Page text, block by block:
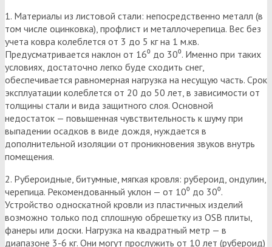
1. Материалы из листовой стали: непосредственно металл (в
том числе оцинковка), профлист и металлочерепица. Вес без
учета ковра колеблется от 3 до 5 кг на 1 м.кв.
Предусматривается наклон от 16⁰ до 30⁰. Именно при таких
условиях, достаточно легко буде сходить снег,
обеспечивается равномерная нагрузка на несущую часть. Срок
эксплуатации колеблется от 20 до 50 лет, в зависимости от
толщины стали и вида защитного слоя. Основной
недостаток — повышенная чувствительность к шуму при
выпадении осадков в виде дождя, нуждается в
дополнительной изоляции от проникновения звуков внутрь
помещения.
2. Рубероидные, битумные, мягкая кровля: рубероид, ондулин,
черепица. Рекомендованный уклон — от 10⁰ до 30⁰.
Устройство односкатной кровли из пластичных изделий
возможно только под сплошную обрешетку из OSB плиты,
фанеры или доски. Нагрузка на квадратный метр — в
диапазоне 3-6 кг. Они могут прослужить от 10 лет (рубероид)